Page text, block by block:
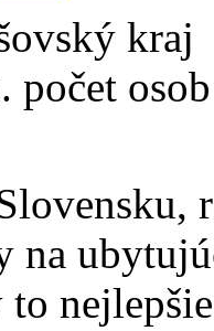
kraj
počet
,
na